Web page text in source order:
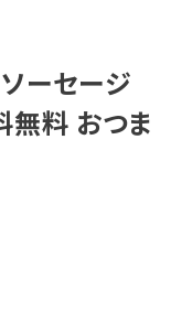
ーセージ
料 おつま